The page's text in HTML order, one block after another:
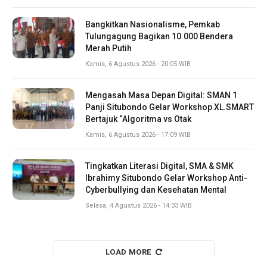
Bangkitkan Nasionalisme, Pemkab
Tulungagung Bagikan 10.000 Bendera
Merah Putih
Kamis, 6 Agustus 2026 - 20:05 WIB
Mengasah Masa Depan Digital: SMAN 1
Panji Situbondo Gelar Workshop XL.SMART
Bertajuk “Algoritma vs Otak
Kamis, 6 Agustus 2026 - 17:09 WIB
Tingkatkan Literasi Digital, SMA & SMK
Ibrahimy Situbondo Gelar Workshop Anti-
Cyberbullying dan Kesehatan Mental
Selasa, 4 Agustus 2026 - 14:33 WIB
LOAD MORE